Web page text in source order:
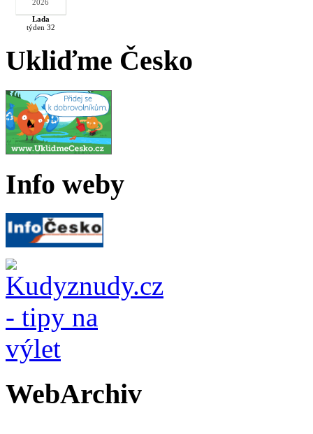
2026
Lada
týden 32
Ukliďme Česko
Info weby
WebArchiv